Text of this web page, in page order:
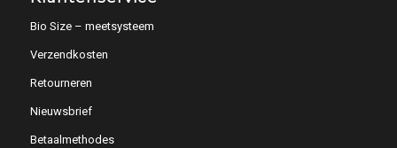
Bio Size – meetsysteem
Verzendkosten
Retourneren
Nieuwsbrief
Betaalmethodes